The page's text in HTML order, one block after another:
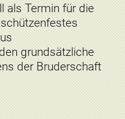
als Termin für die
grundsätzliche
der Bruderschaft